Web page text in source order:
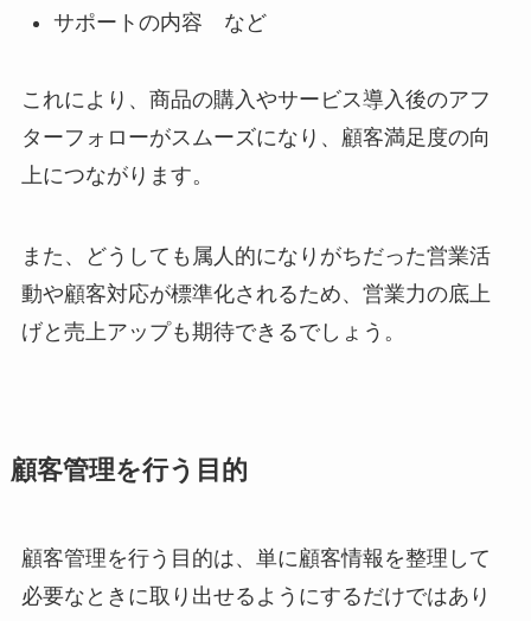
サポートの内容 など
これにより、商品の購入やサービス導入後のアフ
ターフォローがスムーズになり、顧客満足度の向
上につながります。
また、どうしても属人的になりがちだった営業活
動や顧客対応が標準化されるため、営業力の底上
げと売上アップも期待できるでしょう。
顧客管理を行う目的
顧客管理を行う目的は、単に顧客情報を整理して
必要なときに取り出せるようにするだけではあり